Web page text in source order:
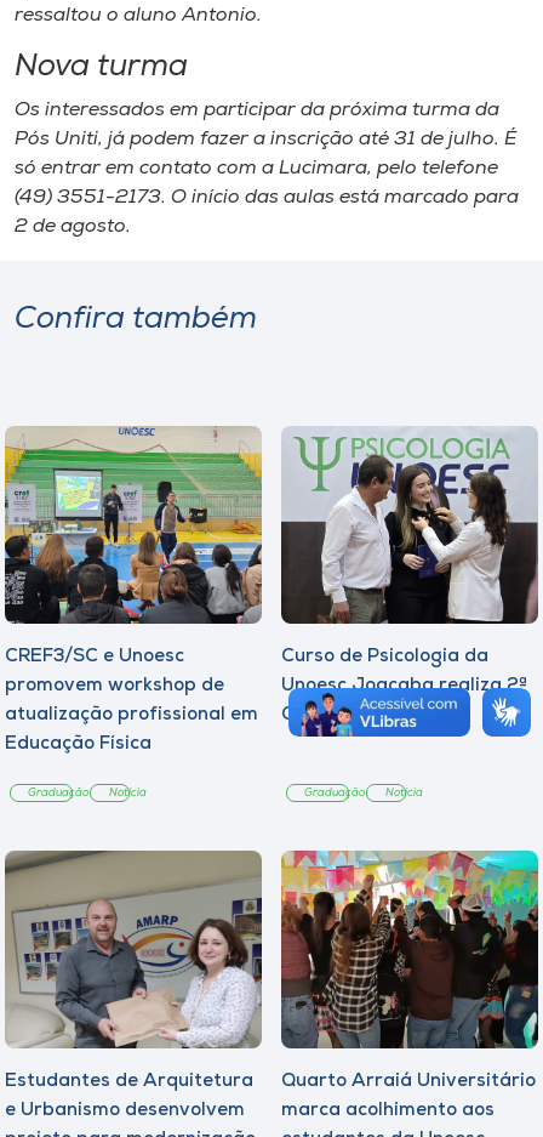
ressaltou o aluno Antonio.
Nova turma
Os interessados em participar da próxima turma da
Pós Uniti, já podem fazer a inscrição até 31 de julho. É
só entrar em contato com a Lucimara, pelo telefone
(49) 3551-2173. O início das aulas está marcado para
2 de agosto.
Confira também
CREF3/SC e Unoesc
promovem workshop de
atualização profissional em
Educação Física
Graduação Notícia
Curso de Psicologia da
Unoesc Joaçaba realiza 2ª
Cerimônia do Botton
Graduação Notícia
Estudantes de Arquitetura
e Urbanismo desenvolvem
Quarto Arraiá Universitário
marca acolhimento aos